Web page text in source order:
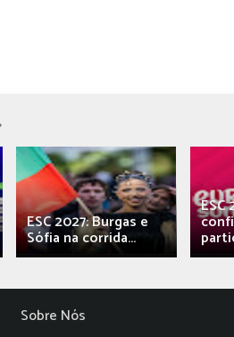
ESC 2027: Burgas e
Sófia na corrida...
ESC
Sobre Nós